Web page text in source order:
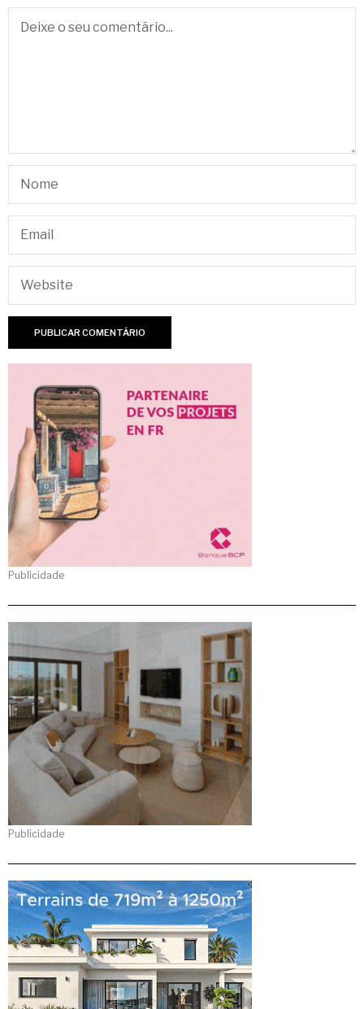
Publicidade
Publicidade